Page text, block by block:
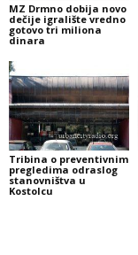
MZ Drmno dobija novo
dečije igralište vredno
gotovo tri miliona
dinara
Tribina o preventivnim
pregledima odraslog
stanovništva u
Kostolcu